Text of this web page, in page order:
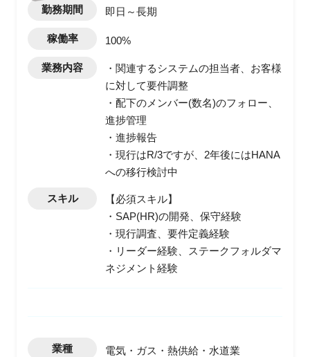
勤務期間 即日～長期
稼働率 100%
業務内容
・関連するシステムの担当者、お客様
に対して要件調整
・配下のメンバー(数名)のフォロー、
進捗管理
・進捗報告
・現行はR/3ですが、2年後にはHANA
への移行検討中
スキル
【必須スキル】
・SAP(HR)の開発、保守経験
・現行調査、要件定義経験
・リーダー経験、ステークフォルダマ
ネジメント経験
業種 電気・ガス・熱供給・水道業